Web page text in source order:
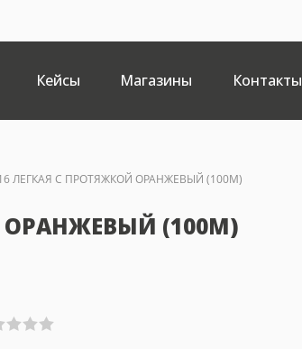
Кейсы Магазины Контакты
ЛЕГКАЯ С ПРОТЯЖКОЙ ОРАНЖЕВЫЙ (100М)
ОРАНЖЕВЫЙ (100М)